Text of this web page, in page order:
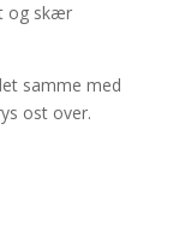
og skær
samme med
ost over.